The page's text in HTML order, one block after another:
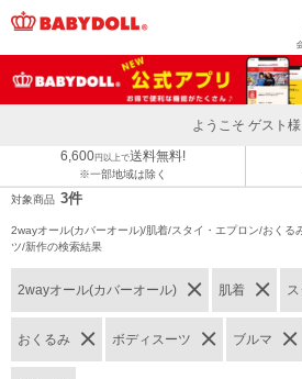
ようこそ ゲスト様
6,600円以上で送料無料!
※一部地域は除く
対象商品 3件
2wayオール(カバーオール)/肌着/スタイ・エプロン/おくる
ツ/新作の検索結果
2wayオール(カバーオール) 肌着
おくるみ ボディスーツ ブルマ